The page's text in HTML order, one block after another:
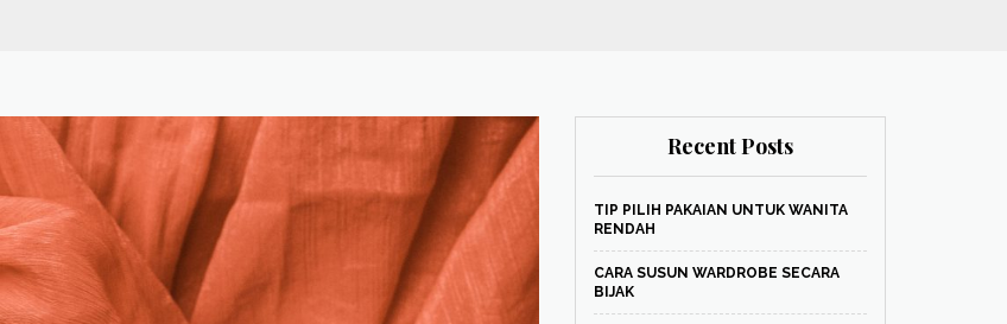
Recent Posts
TIP PILIH PAKAIAN UNTUK WANITA
RENDAH
CARA SUSUN WARDROBE SECARA
BIJAK